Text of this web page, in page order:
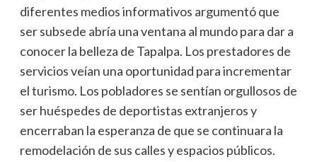
diferentes medios informativos argumentó que
ser subsede abría una ventana al mundo para dar a
conocer la belleza de Tapalpa. Los prestadores de
servicios veían una oportunidad para incrementar
el turismo. Los pobladores se sentían orgullosos de
ser huéspedes de deportistas extranjeros y
encerraban la esperanza de que se continuara la
remodelación de sus calles y espacios públicos.